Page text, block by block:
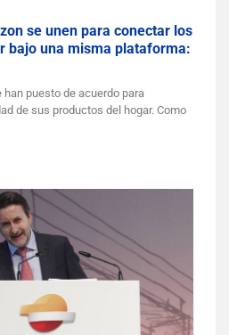
se unen para conectar los
bajo una misma plataforma:
han puesto de acuerdo para
de sus productos del hogar. Como